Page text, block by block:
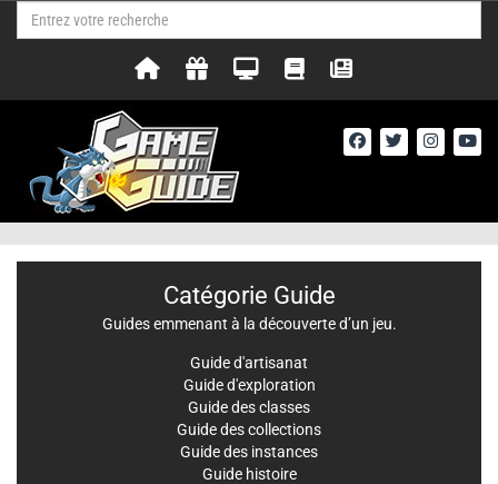
Catégorie Guide
Guides emmenant à la découverte d’un jeu.
Guide d'artisanat
Guide d'exploration
Guide des classes
Guide des collections
Guide des instances
Guide histoire